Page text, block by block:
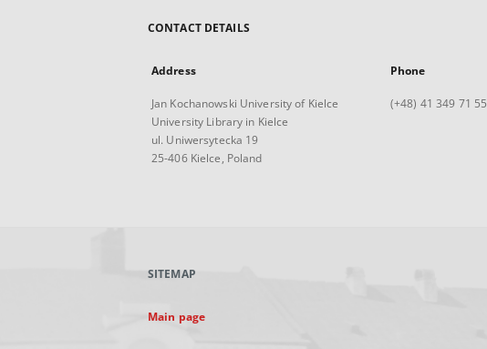
CONTACT DETAILS
Address
Jan Kochanowski University of Kielce
University Library in Kielce
ul. Uniwersytecka 19
25-406 Kielce, Poland
Phone
(+48) 41 349 71 55
SITEMAP
Main page